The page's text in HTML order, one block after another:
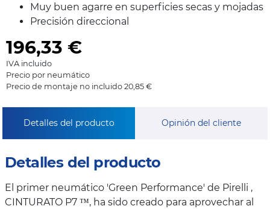
Muy buen agarre en superficies secas y mojadas
Precisión direccional
196,33 €
IVA incluido
Precio por neumático
Precio de montaje no incluido 20,85 €
Detalles del producto Opinión del cliente
Detalles del producto
El primer neumático 'Green Performance' de Pirelli ,
CINTURATO P7 ™, ha sido creado para aprovechar al